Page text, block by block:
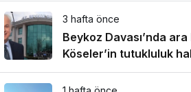
3 hafta önce
Beykoz Davası’nda
Köseler’in tutukluluk
ediyor!